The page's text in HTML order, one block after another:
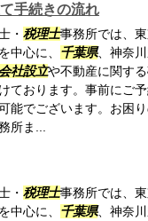
手続きの流れ
・ 税理士事務所では、
中心に、 千葉県、神奈
会社設立や不動産に関す
ております。事前にご予
能でございます。お困
所ま...
・ 税理士事務所では、
中心に、 千葉県、神奈